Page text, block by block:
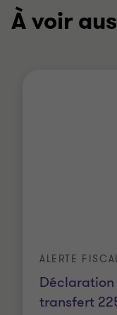
À voir
transfert
ALERTE